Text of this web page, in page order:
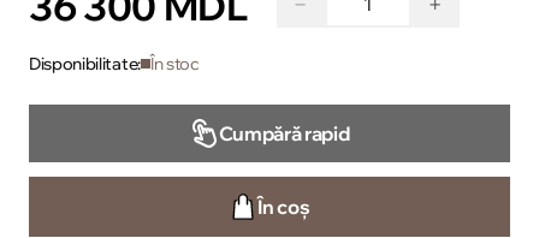
Disponibilitate: În stoc
Cumpără rapid
În coș